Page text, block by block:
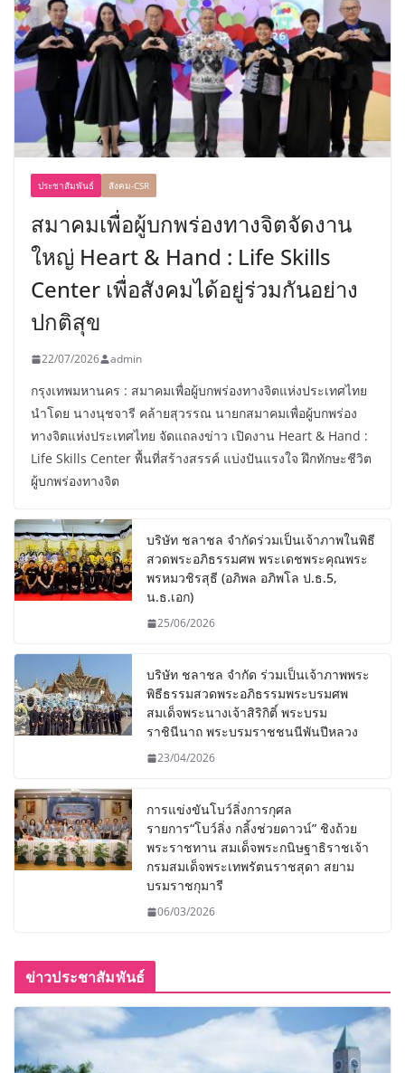
ประชาสัมพันธ์ สังคม-CSR
สมาคมเพื่อผู้บกพร่องทางจิตจัดงาน
ใหญ่ Heart & Hand : Life Skills
Center เพื่อสังคมได้อยู่ร่วมกันอย่าง
ปกติสุข
22/07/2026 admin
กรุงเทพมหานคร : สมาคมเพื่อผู้บกพร่องทางจิตแห่งประเทศไทย
นำโดย นางนุชจารี คล้ายสุวรรณ นายกสมาคมเพื่อผู้บกพร่อง
ทางจิตแห่งประเทศไทย จัดแถลงข่าว เปิดงาน Heart & Hand :
Life Skills Center พื้นที่สร้างสรรค์ แบ่งปันแรงใจ ฝึกทักษะชีวิต
ผู้บกพร่องทางจิต
บริษัท ชลาชล จำกัดร่วมเป็นเจ้าภาพในพิธี
สวดพระอภิธรรมศพ พระเดชพระคุณพระ
พรหมวชิรสุธี (อภิพล อภิพโล ป.ธ.5,
น.ธ.เอก)
25/06/2026
บริษัท ชลาชล จำกัด ร่วมเป็นเจ้าภาพพระ
พิธีธรรมสวดพระอภิธรรมพระบรมศพ
สมเด็จพระนางเจ้าสิริกิติ์ พระบรม
ราชินีนาถ พระบรมราชชนนีพันปีหลวง
23/04/2026
การแข่งขันโบว์ลิ่งการกุศล
รายการ“โบว์ลิ่ง กลิ้งช่วยดาวน์” ชิงถ้วย
พระราชทาน สมเด็จพระกนิษฐาธิราชเจ้า
กรมสมเด็จพระเทพรัตนราชสุดา สยาม
บรมราชกุมารี
06/03/2026
ข่าวประชาสัมพันธ์